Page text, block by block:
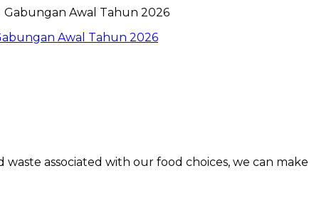
Awal Tahun 2026